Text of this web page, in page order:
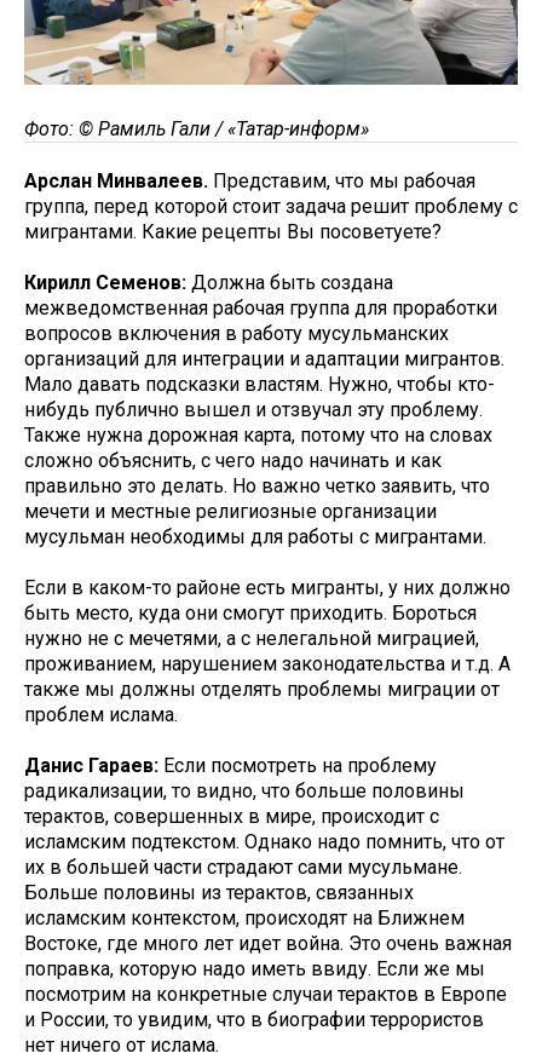
Фото: © Рамиль Гали / «Татар-информ»
Арслан Минвалеев. Представим, что мы рабочая
группа, перед которой стоит задача решит проблему с
мигрантами. Какие рецепты Вы посоветуете?
Кирилл Семенов: Должна быть создана
межведомственная рабочая группа для проработки
вопросов включения в работу мусульманских
организаций для интеграции и адаптации мигрантов.
Мало давать подсказки властям. Нужно, чтобы кто-
нибудь публично вышел и отзвучал эту проблему.
Также нужна дорожная карта, потому что на словах
сложно объяснить, с чего надо начинать и как
правильно это делать. Но важно четко заявить, что
мечети и местные религиозные организации
мусульман необходимы для работы с мигрантами.
Если в каком-то районе есть мигранты, у них должно
быть место, куда они смогут приходить. Бороться
нужно не с мечетями, а с нелегальной миграцией,
проживанием, нарушением законодательства и т.д. А
также мы должны отделять проблемы миграции от
проблем ислама.
Данис Гараев: Если посмотреть на проблему
радикализации, то видно, что больше половины
терактов, совершенных в мире, происходит с
исламским подтекстом. Однако надо помнить, что от
их в большей части страдают сами мусульмане.
Больше половины из терактов, связанных
исламским контекстом, происходят на Ближнем
Востоке, где много лет идет война. Это очень важная
поправка, которую надо иметь ввиду. Если же мы
посмотрим на конкретные случаи терактов в Европе
и России, то увидим, что в биографии террористов
нет ничего от ислама.